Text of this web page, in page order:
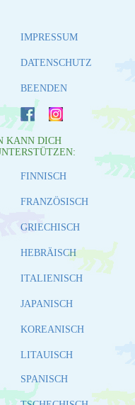
IMPRESSUM
DATENSCHUTZ
BEENDEN
KANN DICH
FINNISCH
FRANZÖSISCH
GRIECHISCH
HEBRÄISCH
ITALIENISCH
JAPANISCH
KOREANISCH
LITAUISCH
SPANISCH